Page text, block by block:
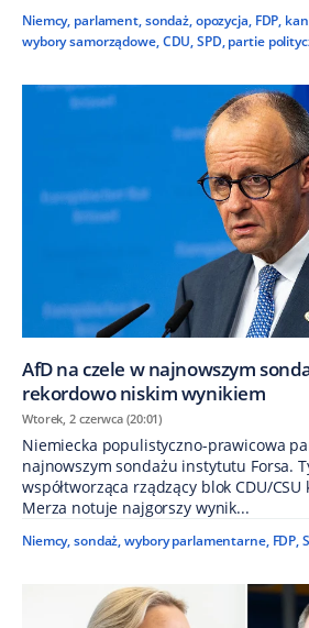
Niemcy, parlament,sondaż,opozycja, FDP,
wybory samorządowe,CDU,SPD, partie
AfD na czele w najnowszym
rekordowo niskim wynikiem
Wtorek, 2 czerwca (20:01)
Niemiecka populistyczno-prawicowa
najnowszym sondażu instytutu Forsa.
współtworząca rządzący blok CDU/
Merza notuje najgorszy wynik...
Niemcy,sondaż,wybory parlamentarne, FDP,